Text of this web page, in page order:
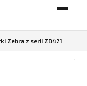
Zebra z serii ZD421